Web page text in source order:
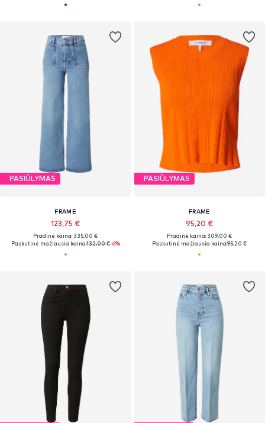
PASIŪLYMAS
FRAME
123,75 €
Pradinė kaina: 335,00 €
Paskutinė mažiausia kaina:132,00 €-6%
PASIŪLYMAS
FRAME
95,20 €
Pradinė kaina: 309,00 €
Paskutinė mažiausia kaina:95,20 €